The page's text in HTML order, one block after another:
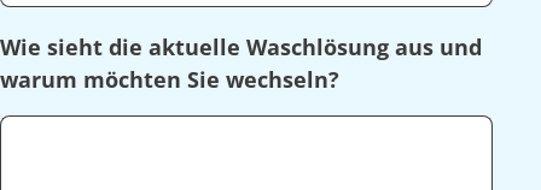
Wie sieht die aktuelle Waschlösung aus und
warum möchten Sie wechseln?